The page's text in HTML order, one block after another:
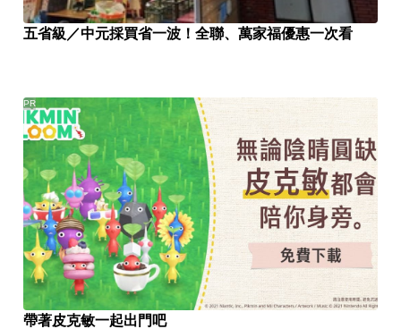
五省級／中元採買省一波！全聯、萬家福優惠一次看
帶著皮克敏一起出門吧
PR